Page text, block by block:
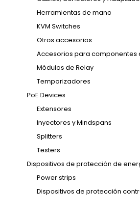
Herramientas de mano
KVM Switches
Otros accesorios
Accesorios para componentes
Módulos de Relay
Temporizadores
PoE Devices
Extensores
Inyectores y Mindspans
Splitters
Testers
Dispositivos de protección de
Power strips
Dispositivos de protección